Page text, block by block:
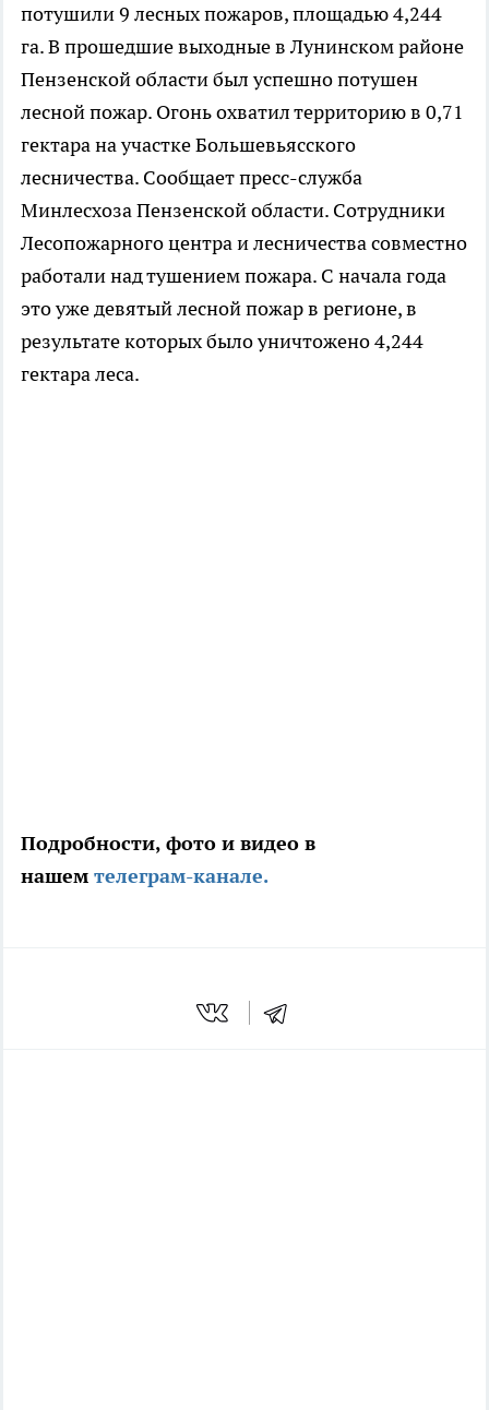
потушили 9 лесных пожаров, площадью 4,244
га. В прошедшие выходные в Лунинском районе
Пензенской области был успешно потушен
лесной пожар. Огонь охватил территорию в 0,71
гектара на участке Большевьясского
лесничества. Сообщает пресс-служба
Минлесхоза Пензенской области. Сотрудники
Лесопожарного центра и лесничества совместно
работали над тушением пожара. С начала года
это уже девятый лесной пожар в регионе, в
результате которых было уничтожено 4,244
гектара леса.
Подробности, фото и видео в
нашем телеграм-канале.